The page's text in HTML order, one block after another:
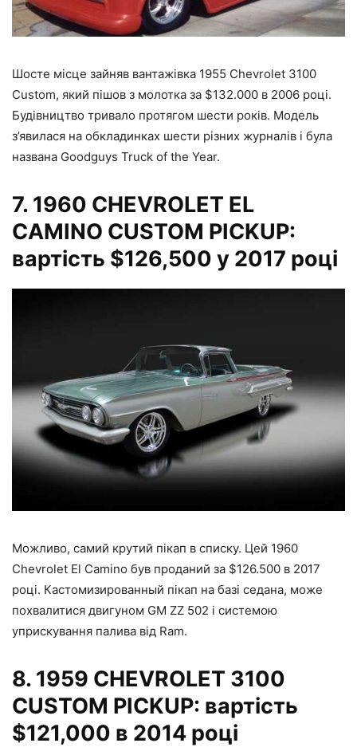
Шосте місце зайняв вантажівка 1955 Chevrolet 3100
Custom, який пішов з молотка за $132.000 в 2006 році.
Будівництво тривало протягом шести років. Модель
з’явилася на обкладинках шести різних журналів і була
названа Goodguys Truck of the Year.
7. 1960 CHEVROLET EL
CAMINO CUSTOM PICKUP:
вартість $126,500 у 2017 році
Можливо, самий крутий пікап в списку. Цей 1960
Chevrolet El Camino був проданий за $126.500 в 2017
році. Кастомизированный пікап на базі седана, може
похвалитися двигуном GM ZZ 502 і системою
уприскування палива від Ram.
8. 1959 CHEVROLET 3100
CUSTOM PICKUP: вартість
$121,000 в 2014 році